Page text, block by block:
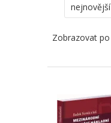
nejnovější
Zobrazovat po